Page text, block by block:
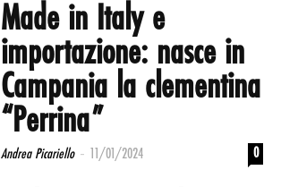
Made in Italy e
importazione: nasce in
Campania la clementina
“Perrina”
Andrea Picariello - 11/01/2024 0